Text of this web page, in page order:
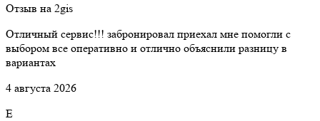
Отзыв на 2gis
Отличный сервис!!! забронировал приехал мне помогли с
выбором все оперативно и отлично объяснили разницу в
вариантах
4 августа 2026
Е